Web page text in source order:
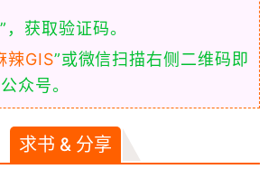
”，获取验证码。
辣GIS”或微信扫描右侧二维码即
众号。
求书 & 分享